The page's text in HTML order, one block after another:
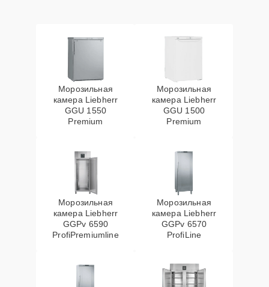
Морозильная
камера Liebherr
GGU 1550
Premium
Морозильная
камера Liebherr
GGU 1500
Premium
Морозильная
камера Liebherr
GGPv 6590
ProfiPremiumline
Морозильная
камера Liebherr
GGPv 6570
ProfiLine